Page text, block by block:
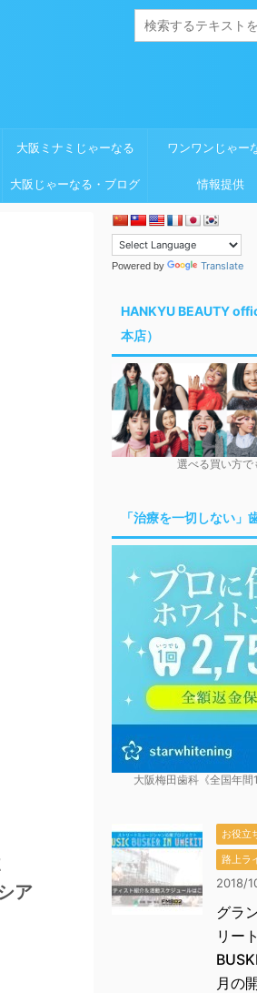
大阪ミナミじゃーなる ワンワンじゃー
大阪じゃーなる・ブログ 情報提供
ア
Powered by Translate
HANKYU BEAUTY
本店）
選べる買い方で
「治療を一切しない」
大阪梅田歯科《全国年間
お役立
路上ラ
2018/
グラ
リー
月の